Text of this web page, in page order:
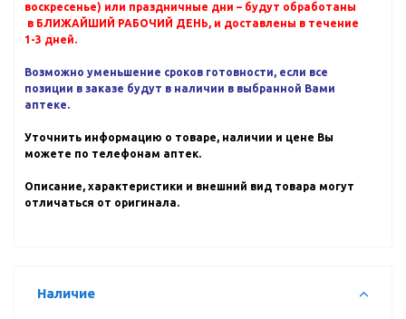
воскресенье) или праздничные дни – будут обработаны
в БЛИЖАЙШИЙ РАБОЧИЙ ДЕНЬ, и доставлены в течение
1-3 дней.
Возможно уменьшение сроков готовности, если все
позиции в заказе будут в наличии в выбранной Вами
аптеке.
Уточнить информацию о товаре, наличии и цене Вы
можете по телефонам аптек.
Описание, характеристики и внешний вид товара могут
отличаться от оригинала.
Наличие